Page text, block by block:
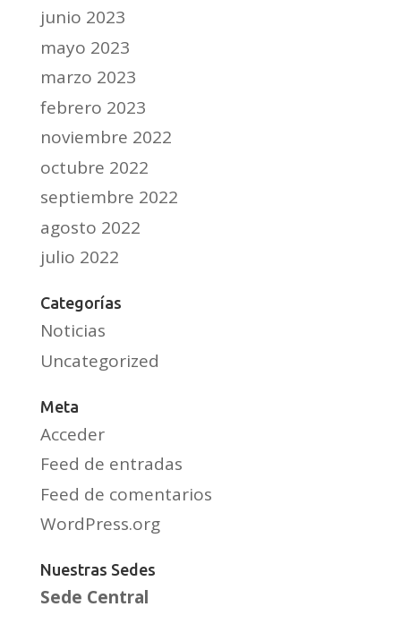
junio 2023
mayo 2023
marzo 2023
febrero 2023
noviembre 2022
octubre 2022
septiembre 2022
agosto 2022
julio 2022
Categorías
Noticias
Uncategorized
Meta
Acceder
Feed de entradas
Feed de comentarios
WordPress.org
Nuestras Sedes
Sede Central